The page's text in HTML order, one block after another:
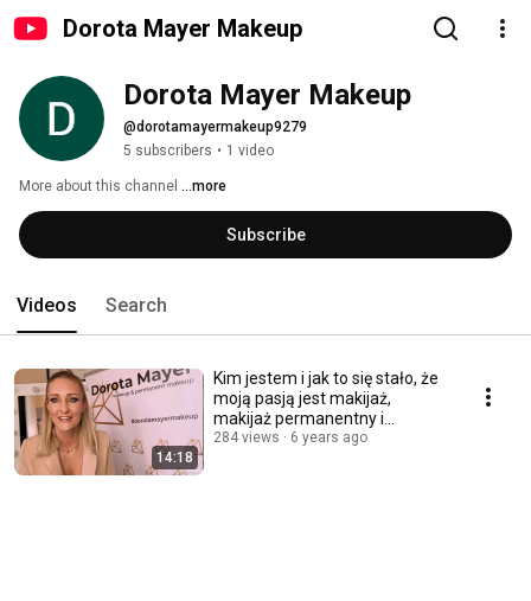
Dorota Mayer Makeup
Dorota Mayer Makeup
@dorotamayermakeup9279
5 subscribers • 1 video
More about this channel ...more
Subscribe
Videos Search
14:18
Kim jestem i jak to się stało, że
moją pasją jest makijaż,
makijaż permanentny i
stylizacja brwi
284 views 6 years ago